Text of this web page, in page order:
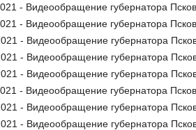
- Видеообращение губернатора
- Видеообращение губернатора
- Видеообращение губернатора
- Видеообращение губернатора
- Видеообращение губернатора
- Видеообращение губернатора
- Видеообращение губернатора
- Видеообращение губернатора